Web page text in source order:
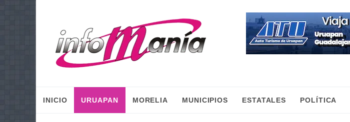
INICIO URUAPAN MORELIA MUNICIPIOS ESTATALES POLÍTICA